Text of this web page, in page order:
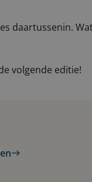
daartussenin.
volgende editie!